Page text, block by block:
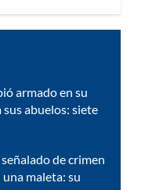
armado en su
abuelos: siete
de crimen
maleta: su